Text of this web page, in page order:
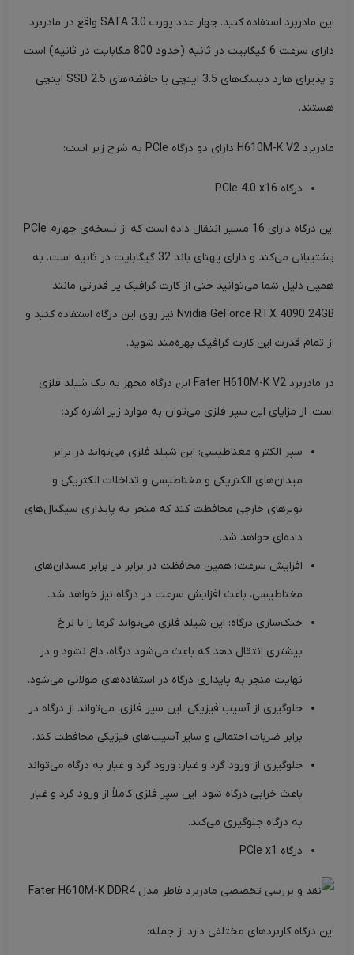
این مادربرد استفاده کنید. چهار عدد پورت SATA 3.0 واقع در مادربرد
دارای سرعت 6 گیگابیت در ثانیه (حدود 800 مگابایت در ثانیه) است
و پذیرای هارد دیسک‌های 3.5 اینچی یا حافظه‌های SSD 2.5 اینچی
هستند.
مادربرد H610M-K V2 دارای دو درگاه PCIe به شرح زیر است:
درگاه PCIe 4.0 x16
این درگاه دارای 16 مسیر انتقال داده است که از نسخه‌ی چهارم PCIe
پشتیبانی می‌کند و دارای پهنای باند 32 گیگابایت در ثانیه است. به
همین دلیل شما می‌توانید حتی از کارت گرافیک پر قدرتی مانند
Nvidia GeForce RTX 4090 24GB نیز روی این درگاه استفاده کنید و
از تمام قدرت این کارت گرافیک بهره‌مند شوید.
در مادربرد Fater H610M-K V2 این درگاه مجهز به یک شیلد فلزی
است. از مزایای این سپر فلزی می‌توان به موارد زیر اشاره کرد:
سپر الکترو مغناطیسی: این شیلد فلزی می‌تواند در برابر
میدان‌های الکتریکی و مغناطیسی و تداخلات الکتریکی و
نویزهای خارجی محافظت کند که منجر به پایداری سیگنال‌های
داده‌ای خواهد شد.
افزایش سرعت: همین محافظت در برابر در برابر مسدان‌های
مغناطیسی، باعث افزایش سرعت در درگاه نیز خواهد شد.
خنک‌سازی درگاه: این شیلد فلزی می‌تواند گرما را با نرخ
بیشتری انتقال دهد که باعث می‌شود درگاه، داغ نشود و در
نهایت منجر به پایداری درگاه در استفاده‌های طولانی می‌شود.
جلوگیری از آسیب فیزیکی: این سپر فلزی، می‌تواند از درگاه در
برابر ضربات احتمالی و سایر آسیب‌های فیزیکی محافظت کند.
جلوگیری از ورود گرد و غبار: ورود گرد و غبار به درگاه می‌تواند
باعث خرابی درگاه شود. این سپر فلزی کاملاً از ورود گرد و غبار
به درگاه جلوگیری می‌کند.
درگاه PCIe x1
این درگاه کاربردهای مختلفی دارد از جمله: